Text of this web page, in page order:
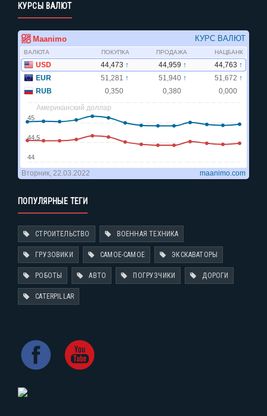
КУРСЫ ВАЛЮТ
ПОПУЛЯРНЫЕ ТЕГИ
СТРОИТЕЛЬСТВО ВОЕННАЯ ТЕХНИКА
ГРУЗОВИКИ САМОЕ-САМОЕ ЭКСКАВАТОРЫ
РОБОТЫ АВТО ПОГРУЗЧИКИ ДОРОГИ
CATERPILLAR